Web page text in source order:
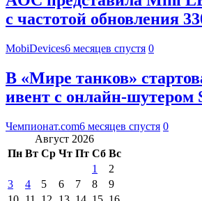
с частотой обновления
MobiDevices6 месяцев спустя 0
В «Мире танков»
ивент с онлайн-шутером
Чемпионат.com6 месяцев спустя 0
Август 2026
Пн Вт Ср Чт Пт Сб Вс
1
2
3
4 5 6 7 8
9